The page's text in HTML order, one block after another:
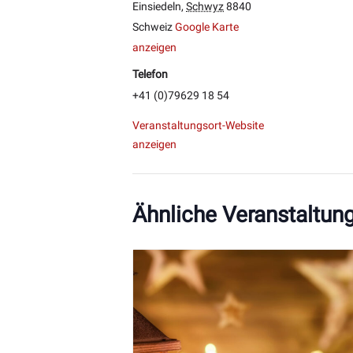
Einsiedeln, Schwyz8840
SchweizGoogle Karte
anzeigen
Telefon
+41 (0)79629 18 54
Veranstaltungsort-Website
anzeigen
Ähnliche